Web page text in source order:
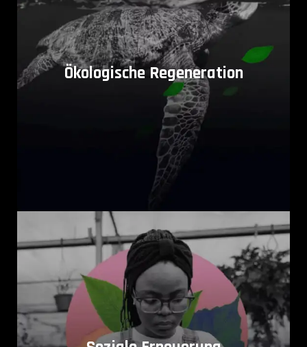
Ökologische Regeneration
sozialen Innovation, in denen verschiedene Akteure des
Wandels zugunsten des ökologischen Gleichgewichts
arbeiten und dabei die Beziehungen respektieren, die
Ökosysteme aufrechterhalten, um ihr Gleichgewicht
wiederherzustellen.
Wir schaffen Räume für Schulungen, Begegnungen
und Dialoge rund um den Klimaschutz als
systemische Herausforderung und fördern so eine
Veränderung unserer Art, mit der Natur zu leben.
Erfahren Sie mehr
Wir streben eine integrative Entwicklung an, bei der die
Menschen, die Probleme erleben, an der gemeinsamen
Entwicklung von Lösungen beteiligt werden und lokale
Governance und partizipative Führung fördern.